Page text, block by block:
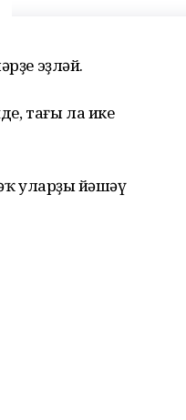
эҙләй.
тағы ла ике
уларҙың йәшәү